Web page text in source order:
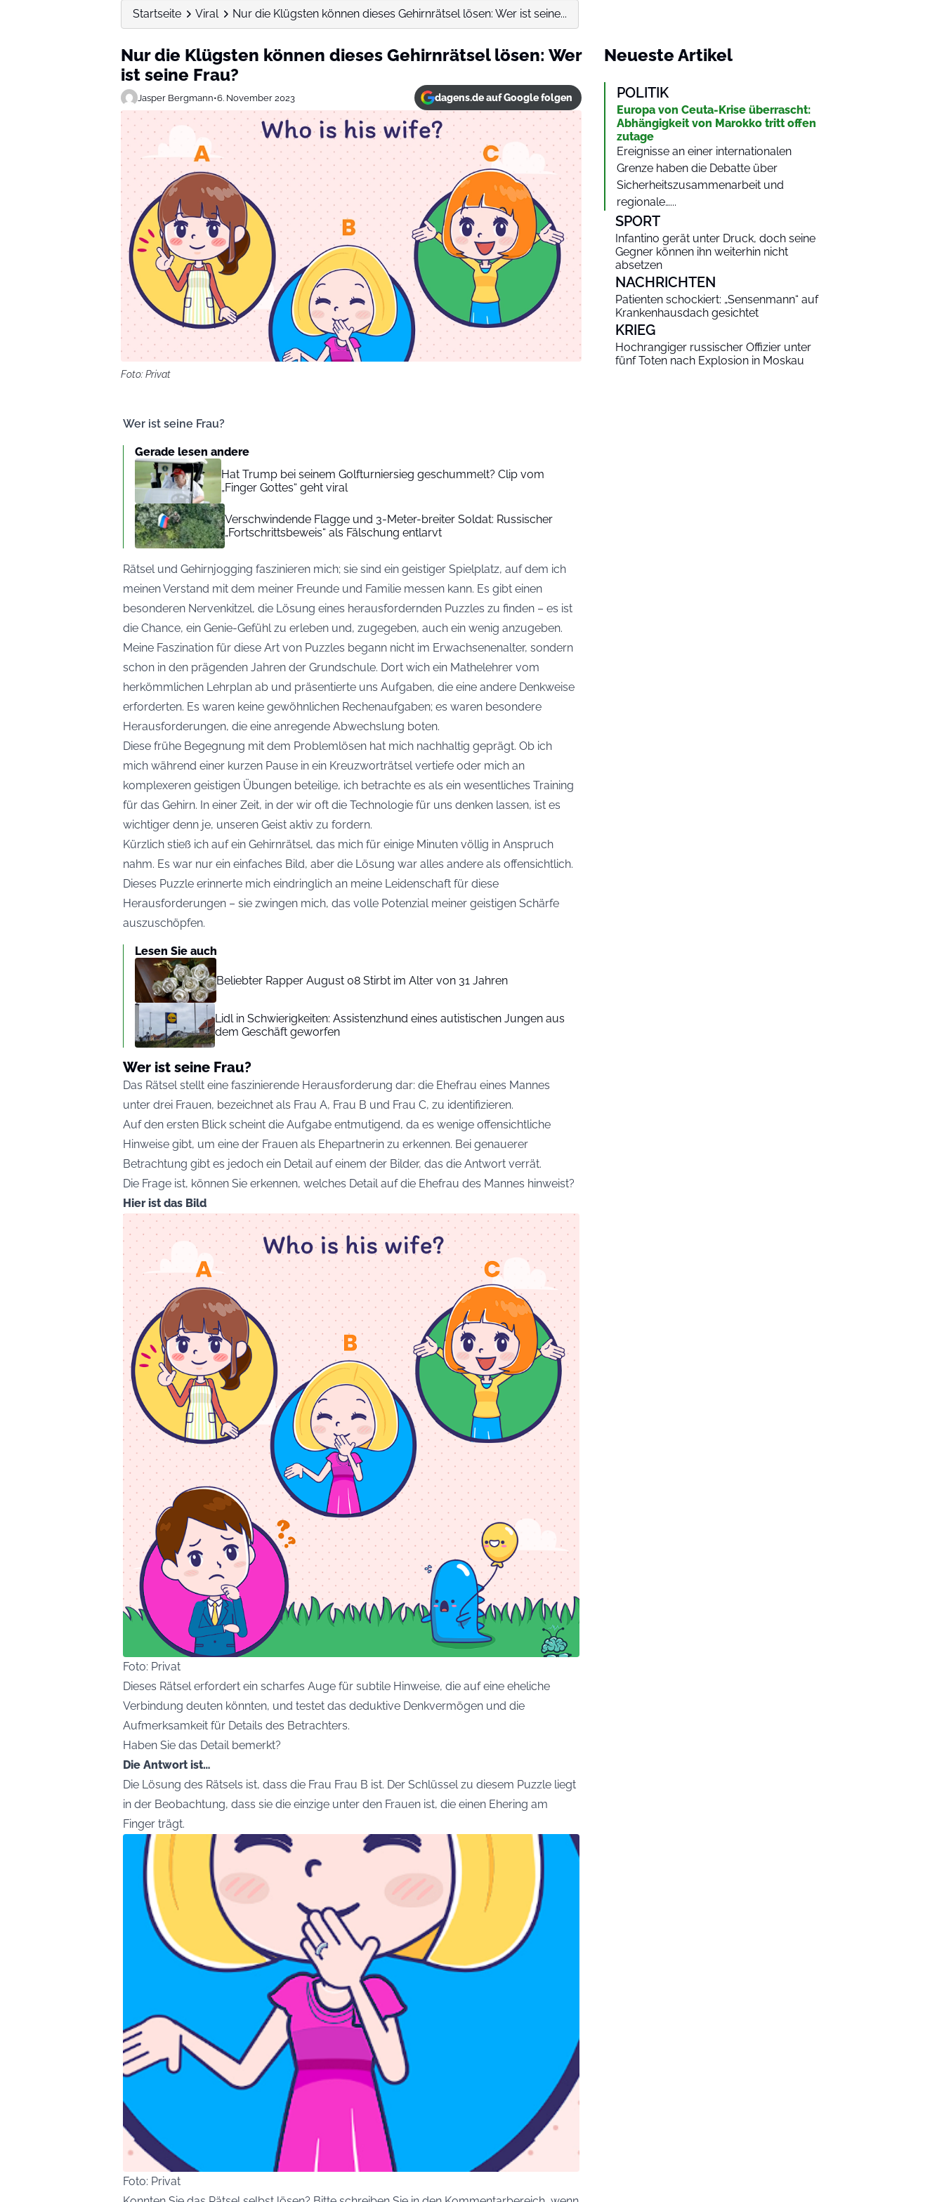
Startseite Viral Nur die Klügsten können dieses Gehirnrätsel lösen: Wer ist seine...
Nur die Klügsten können dieses Gehirnrätsel lösen: Wer
ist seine Frau?
Jasper Bergmann•6. November 2023 dagens.de auf Google folgen
Foto: Privat
Wer ist seine Frau?
Gerade lesen andere
Hat Trump bei seinem Golfturniersieg geschummelt? Clip vom
„Finger Gottes“ geht viral
Verschwindende Flagge und 3-Meter-breiter Soldat: Russischer
„Fortschrittsbeweis“ als Fälschung entlarvt
Rätsel und Gehirnjogging faszinieren mich; sie sind ein geistiger Spielplatz, auf dem ich
meinen Verstand mit dem meiner Freunde und Familie messen kann. Es gibt einen
besonderen Nervenkitzel, die Lösung eines herausfordernden Puzzles zu finden – es ist
die Chance, ein Genie-Gefühl zu erleben und, zugegeben, auch ein wenig anzugeben.
Meine Faszination für diese Art von Puzzles begann nicht im Erwachsenenalter, sondern
schon in den prägenden Jahren der Grundschule. Dort wich ein Mathelehrer vom
herkömmlichen Lehrplan ab und präsentierte uns Aufgaben, die eine andere Denkweise
erforderten. Es waren keine gewöhnlichen Rechenaufgaben; es waren besondere
Herausforderungen, die eine anregende Abwechslung boten.
Diese frühe Begegnung mit dem Problemlösen hat mich nachhaltig geprägt. Ob ich
mich während einer kurzen Pause in ein Kreuzworträtsel vertiefe oder mich an
komplexeren geistigen Übungen beteilige, ich betrachte es als ein wesentliches Training
für das Gehirn. In einer Zeit, in der wir oft die Technologie für uns denken lassen, ist es
wichtiger denn je, unseren Geist aktiv zu fordern.
Kürzlich stieß ich auf ein Gehirnrätsel, das mich für einige Minuten völlig in Anspruch
nahm. Es war nur ein einfaches Bild, aber die Lösung war alles andere als offensichtlich.
Dieses Puzzle erinnerte mich eindringlich an meine Leidenschaft für diese
Herausforderungen – sie zwingen mich, das volle Potenzial meiner geistigen Schärfe
auszuschöpfen.
Lesen Sie auch
Beliebter Rapper August 08 Stirbt im Alter von 31 Jahren
Lidl in Schwierigkeiten: Assistenzhund eines autistischen Jungen aus
dem Geschäft geworfen
Wer ist seine Frau?
Das Rätsel stellt eine faszinierende Herausforderung dar: die Ehefrau eines Mannes
unter drei Frauen, bezeichnet als Frau A, Frau B und Frau C, zu identifizieren.
Auf den ersten Blick scheint die Aufgabe entmutigend, da es wenige offensichtliche
Hinweise gibt, um eine der Frauen als Ehepartnerin zu erkennen. Bei genauerer
Betrachtung gibt es jedoch ein Detail auf einem der Bilder, das die Antwort verrät.
Die Frage ist, können Sie erkennen, welches Detail auf die Ehefrau des Mannes hinweist?
Hier ist das Bild
Foto: Privat
Dieses Rätsel erfordert ein scharfes Auge für subtile Hinweise, die auf eine eheliche
Verbindung deuten könnten, und testet das deduktive Denkvermögen und die
Aufmerksamkeit für Details des Betrachters.
Haben Sie das Detail bemerkt?
Die Antwort ist…
Die Lösung des Rätsels ist, dass die Frau Frau B ist. Der Schlüssel zu diesem Puzzle liegt
in der Beobachtung, dass sie die einzige unter den Frauen ist, die einen Ehering am
Finger trägt.
Foto: Privat
Neueste Artikel
POLITIK
Europa von Ceuta-Krise überrascht:
Abhängigkeit von Marokko tritt offen
zutage
Ereignisse an einer internationalen
Grenze haben die Debatte über
Sicherheitszusammenarbeit und
regionale…...
SPORT
Infantino gerät unter Druck, doch seine
Gegner können ihn weiterhin nicht
absetzen
NACHRICHTEN
Patienten schockiert: „Sensenmann“ auf
Krankenhausdach gesichtet
KRIEG
Hochrangiger russischer Offizier unter
fünf Toten nach Explosion in Moskau